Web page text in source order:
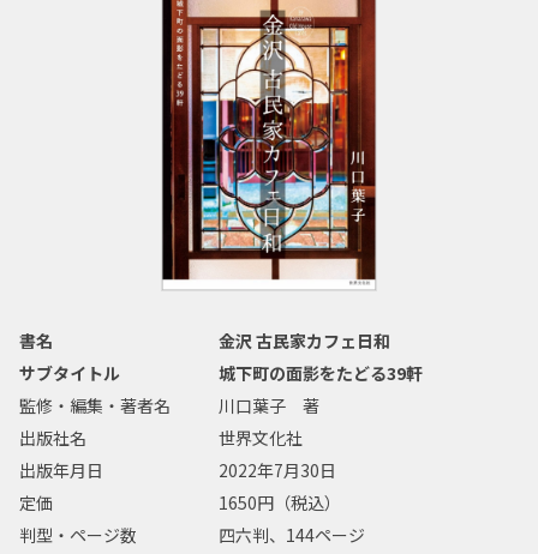
書名
金沢 古民家カフェ日和
サブタイトル
城下町の面影をたどる39軒
監修・編集・著者名
川口葉子 著
出版社名
世界文化社
出版年月日
2022年7月30日
定価
1650円（税込）
判型・ページ数
四六判、144ページ